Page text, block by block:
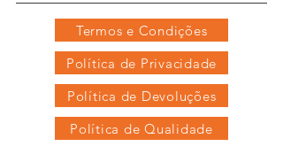
Termos e Condições
Política de Privacidade
Política de Devoluções
Política de Qualidade